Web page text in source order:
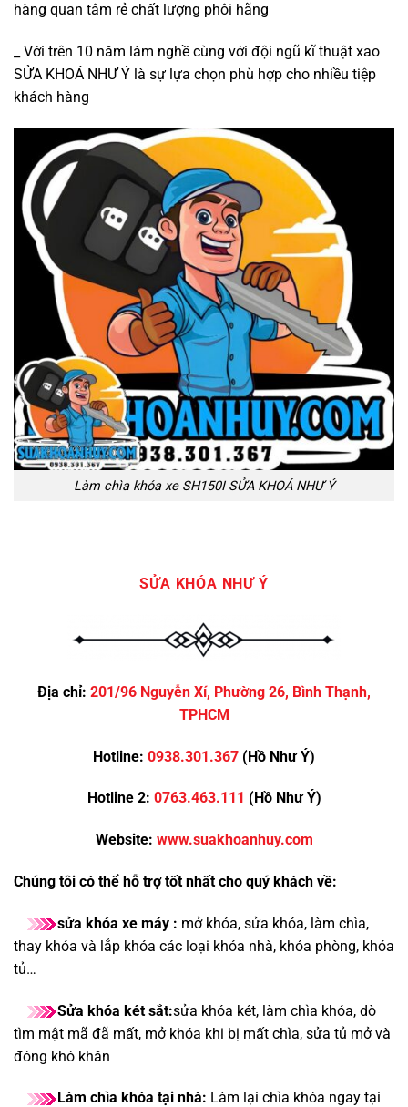
hàng quan tâm rẻ chất lượng phôi hãng
_ Với trên 10 năm làm nghề cùng với đội ngũ kĩ thuật xao
SỬA KHOÁ NHƯ Ý là sự lựa chọn phù hợp cho nhiều tiệp
khách hàng
Làm chìa khóa xe SH150I SỬA KHOÁ NHƯ Ý
SỬA KHÓA NHƯ Ý
Địa chỉ: 201/96 Nguyễn Xí, Phường 26, Bình Thạnh,
TPHCM
Hotline: 0938.301.367 (Hồ Như Ý)
Hotline 2: 0763.463.111 (Hồ Như Ý)
Website: www.suakhoanhuy.com
Chúng tôi có thể hỗ trợ tốt nhất cho quý khách về:
sửa khóa xe máy : mở khóa, sửa khóa, làm chìa,
thay khóa và lắp khóa các loại khóa nhà, khóa phòng, khóa
tủ…
Sửa khóa két sắt:sửa khóa két, làm chìa khóa, dò
tìm mật mã đã mất, mở khóa khi bị mất chìa, sửa tủ mở và
đóng khó khăn
Làm chìa khóa tại nhà: Làm lại chìa khóa ngay tại